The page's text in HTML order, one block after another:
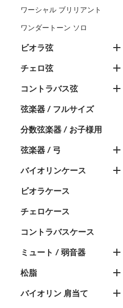
ワーシャル ブリリアント
ワンダートーン ソロ
ビオラ弦
チェロ弦
コントラバス弦
弦楽器 / フルサイズ
分数弦楽器 / お子様用
弦楽器 / 弓
バイオリンケース
ビオラケース
チェロケース
コントラバスケース
ミュート / 弱音器
松脂
バイオリン 肩当て